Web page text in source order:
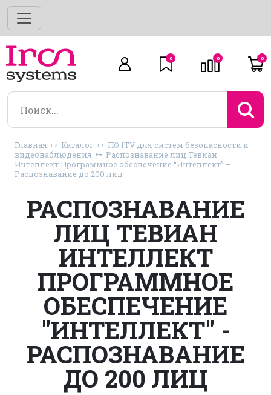
0 0 0
Главная Каталог
ПО ITV для систем безопасности и
видеонаблюдения
Распознавание лиц Тевиан
Интеллект Программное обеспечение “Интеллект” –
Распознавание до 200 лиц
РАСПОЗНАВАНИЕ
ЛИЦ ТЕВИАН
ИНТЕЛЛЕКТ
ПРОГРАММНОЕ
ОБЕСПЕЧЕНИЕ
"ИНТЕЛЛЕКТ" -
РАСПОЗНАВАНИЕ
ДО 200 ЛИЦ